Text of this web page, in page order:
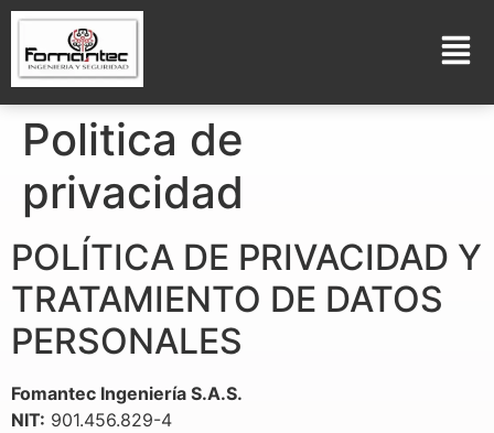
Politica de
privacidad
POLÍTICA DE PRIVACIDAD Y
TRATAMIENTO DE DATOS
PERSONALES
Fomantec Ingeniería S.A.S.
NIT: 901.456.829-4